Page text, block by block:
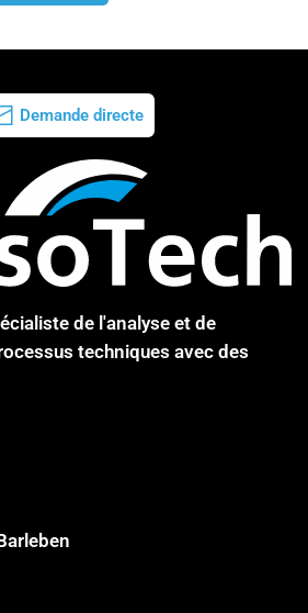
Demande directe
de l'analyse et de
techniques avec des